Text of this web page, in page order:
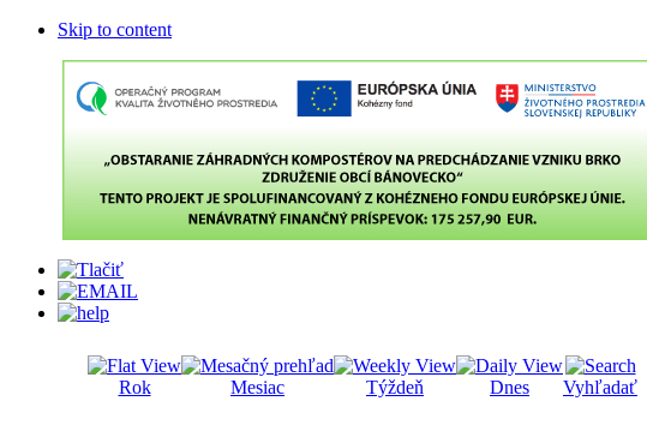
Skip to content
Rok Mesiac Týždeň Dnes Vyhľadať